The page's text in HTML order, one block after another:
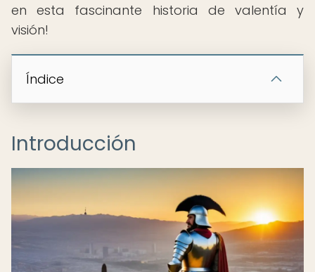
en esta fascinante historia de valentía y
visión!
Índice
Introducción